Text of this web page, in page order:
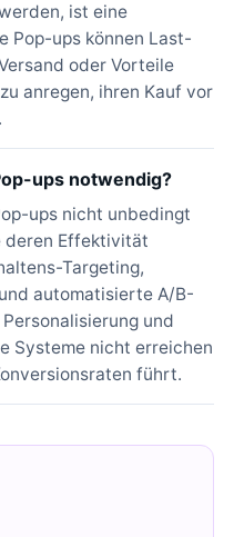
ist eine
Pop-ups können Last-
oder Vorteile
anregen, ihren Kauf vor
ups notwendig?
ups nicht unbedingt
deren Effektivität
Targeting,
automatisierte A/B-
und
Systeme nicht erreichen
führt.